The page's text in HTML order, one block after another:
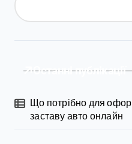
Останні публікації
Що потрібно для
заставу авто онлайн